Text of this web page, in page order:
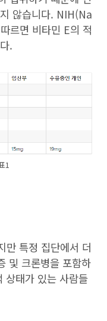
않습니다. NIH(Na
면 비타민 E의 적
.
1
만 특정 집단에서 더
및 크론병을 포함하
상태가 있는 사람들